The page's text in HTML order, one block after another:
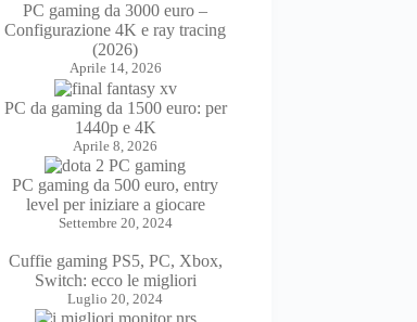
PC gaming da 3000 euro –
Configurazione 4K e ray tracing
(2026)
Aprile 14, 2026
PC da gaming da 1500 euro: per
1440p e 4K
Aprile 8, 2026
PC gaming da 500 euro, entry
level per iniziare a giocare
Settembre 20, 2024
Cuffie gaming PS5, PC, Xbox,
Switch: ecco le migliori
Luglio 20, 2024